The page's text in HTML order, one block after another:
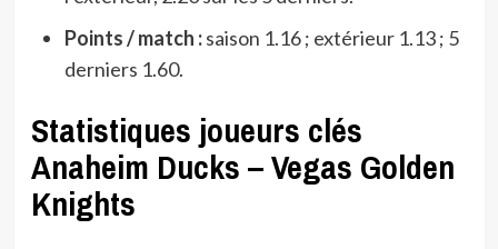
Points / match :saison 1.16 ; extérieur 1.13 ; 5
derniers 1.60.
Statistiques joueurs clés
Anaheim Ducks – Vegas Golden
Knights